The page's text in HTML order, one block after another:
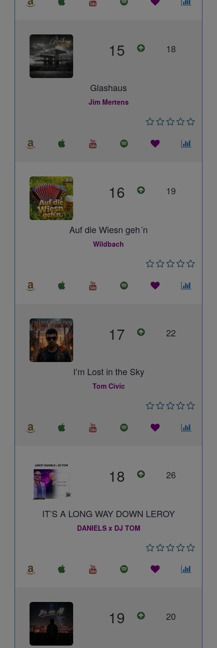
15 18
Glashaus
Jim Mertens
16 19
Auf die Wiesn geh´n
Wildbach
17 22
I’m Lost in the Sky
Tom Civic
18 26
IT’S A LONG WAY DOWN LEROY
DANIELS x DJ TOM
19 20